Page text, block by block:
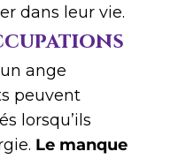
dans leur vie.
ange
peuvent
lorsqu’ils
Le manque